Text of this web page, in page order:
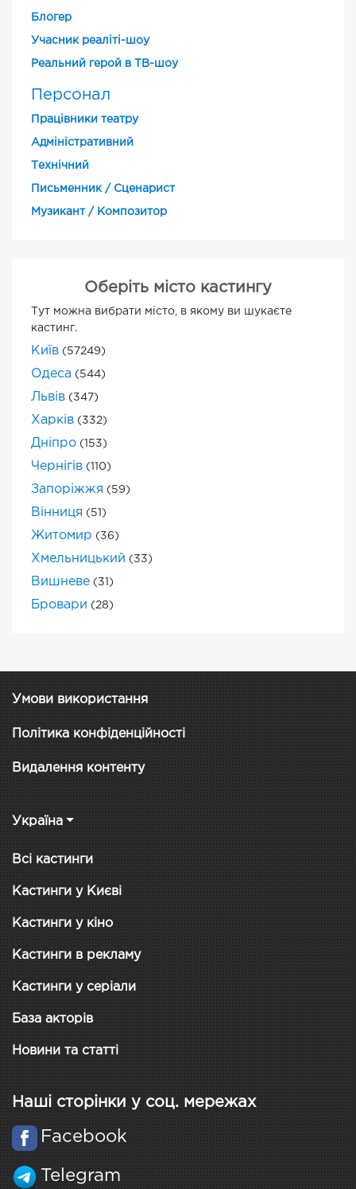
Блогер
Учасник реаліті-шоу
Реальний герой в ТВ-шоу
Персонал
Працівники театру
Адміністративний
Технічний
Письменник / Сценарист
Музикант / Композитор
Оберіть місто кастингу
Тут можна вибрати місто, в якому ви шукаєте
кастинг.
Київ (57249)
Одеса (544)
Львів (347)
Харків (332)
Дніпро (153)
Чернігів (110)
Запоріжжя (59)
Вінниця (51)
Житомир (36)
Хмельницький (33)
Вишневе (31)
Бровари (28)
Умови використання
Політика конфіденційності
Видалення контенту
Україна
Всі кастинги
Кастинги у Києві
Кастинги у кіно
Кастинги в рекламу
Кастинги у серіали
База акторів
Новини та статті
Наші сторінки у соц. мережах
Facebook
Telegram